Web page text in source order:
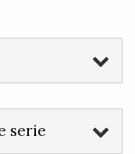
serie